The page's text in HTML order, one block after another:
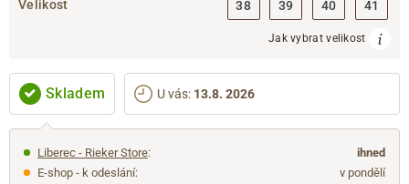
Velikost 38 39 40 41
Jak vybrat velikost
Skladem U vás: 13.8. 2026
Liberec - Rieker Store:
ihned
E-shop - k odeslání:
v pondělí